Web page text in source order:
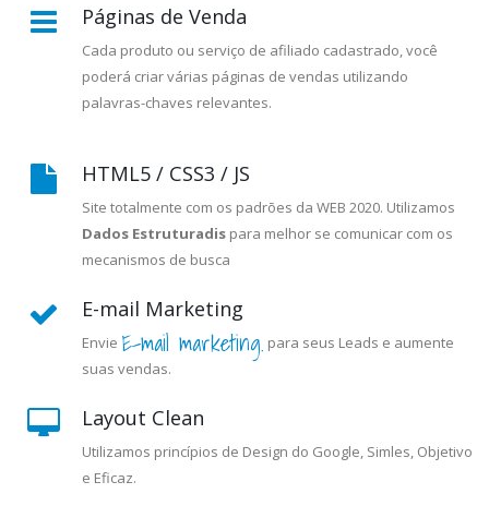
Páginas de Venda
Cada produto ou serviço de afiliado cadastrado, você
poderá criar várias páginas de vendas utilizando
palavras-chaves relevantes.
HTML5 / CSS3 / JS
Site totalmente com os padrões da WEB 2020. Utilizamos
Dados Estruturadis para melhor se comunicar com os
mecanismos de busca
E-mail Marketing
Envie E-mail marketing. para seus Leads e aumente
suas vendas.
Layout Clean
Utilizamos princípios de Design do Google, Simles, Objetivo
e Eficaz.